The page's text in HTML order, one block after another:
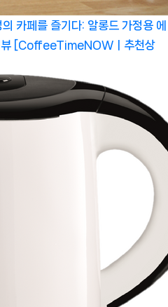
카페를 즐기다: 알롱드 가정용 에
[CoffeeTimeNOWㅣ추천상